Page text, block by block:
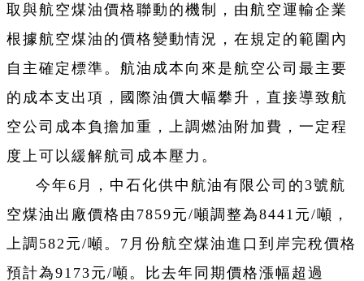
取與航空煤油價格聯動的機制，由航空運輸企業
根據航空煤油的價格變動情況，在規定的範圍內
自主確定標準。 航油成本向來是航空公司最主要
的成本支出項，國際油價大幅攀升，直接導致航
空公司成本負擔加重，上調燃油附加費，一定程
度上可以緩解航司成本壓力。
今年6月，中石化供中航油有限公司的3號航
空煤油出廠價格由7859元/噸調整為8441元/噸，
上調582元/噸。 7月份航空煤油進口到岸完稅價格
預計為9173元/噸。比去年同期價格漲幅超過